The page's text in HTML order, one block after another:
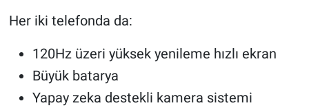
Her iki telefonda da:
120Hz üzeri yüksek yenileme hızlı ekran
Büyük batarya
Yapay zeka destekli kamera sistemi